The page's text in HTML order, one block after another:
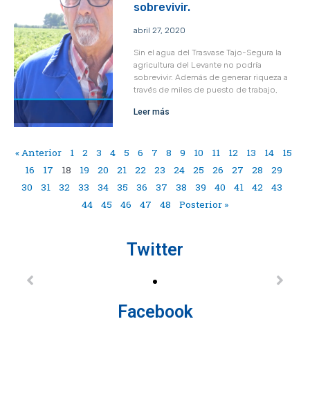
sobrevivir.
abril 27, 2020
Sin el agua del Trasvase Tajo-Segura la
agricultura del Levante no podría
sobrevivir. Además de generar riqueza a
través de miles de puesto de trabajo,
Leer más
« Anterior 1 2 3 4 5 6 7 8 9 10 11 12 13 14
15
16
17 18 19 20 21 22 23 24 25 26 27 28
29
30
31 32 33 34 35 36 37 38 39 40 41 42
43
44
45 46 47 48 Posterior »
Twitter
Facebook